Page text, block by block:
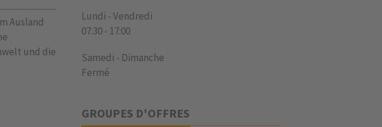
Ausland
und die
Lundi - Vendredi
07:30- 17:00
Samedi - Dimanche
Fermé
GROUPES D'OFFRES